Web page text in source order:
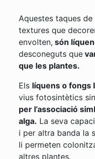
Aquestes taques
textures que
envolten, són
desconeguts que
que les plantes.
Els líquens o fongs
vius fotosintètics
per l’associació
alga. La seva
i per altra banda la
li permeten
altres plantes.